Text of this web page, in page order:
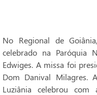
No Regional de
celebrado na Paróquia
Edwiges. A missa foi
Dom Danival Milagres.
Luziânia celebrou